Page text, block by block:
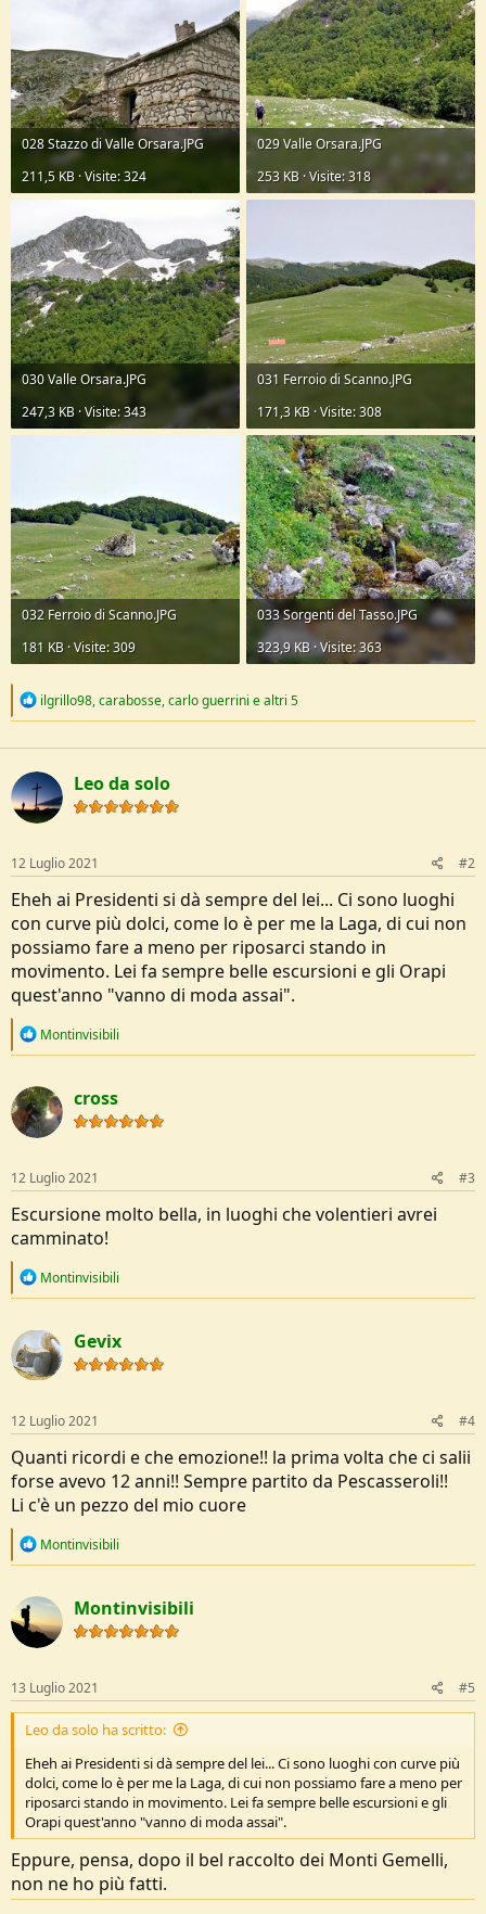
028 Stazzo di Valle Orsara.JPG
211,5 KB · Visite: 324
029 Valle Orsara.JPG
253 KB · Visite: 318
030 Valle Orsara.JPG
247,3 KB · Visite: 343
031 Ferroio di Scanno.JPG
171,3 KB · Visite: 308
032 Ferroio di Scanno.JPG
181 KB · Visite: 309
033 Sorgenti del Tasso.JPG
323,9 KB · Visite: 363
R
c
t
i
o
n
ilgrillo98,carabosse,carlo guerrini e altri 5
Leo da solo
12 Luglio 2021 #2
Eheh ai Presidenti si dà sempre del lei... Ci sono luoghi
con curve più dolci, come lo è per me la Laga, di cui non
possiamo fare a meno per riposarci stando in
movimento. Lei fa sempre belle escursioni e gli Orapi
quest'anno "vanno di moda assai".
R
c
t
i
o
s
:
Montinvisibili
cross
12 Luglio 2021 #3
Escursione molto bella, in luoghi che volentieri avrei
camminato!
R
c
t
i
o
s
:
Montinvisibili
Gevix
12 Luglio 2021 #4
Quanti ricordi e che emozione!! la prima volta che ci salii
forse avevo 12 anni!! Sempre partito da Pescasseroli!!
Li c'è un pezzo del mio cuore
R
c
t
i
o
s
:
Montinvisibili
Montinvisibili
13 Luglio 2021 #5
Leo da solo ha scritto:
Eheh ai Presidenti si dà sempre del lei... Ci sono luoghi con curve più
dolci, come lo è per me la Laga, di cui non possiamo fare a meno per
riposarci stando in movimento. Lei fa sempre belle escursioni e gli
Orapi quest'anno "vanno di moda assai".
Eppure, pensa, dopo il bel raccolto dei Monti Gemelli,
non ne ho più fatti.